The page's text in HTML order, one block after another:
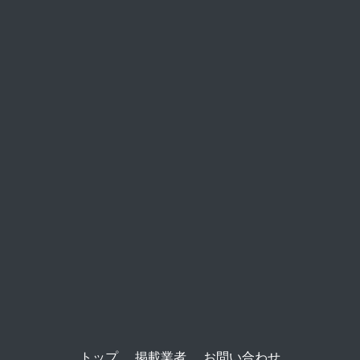
トップ 掲載業者 お問い合わせ